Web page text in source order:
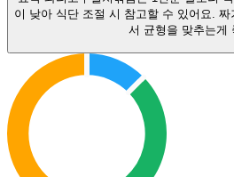
이 낮아 식단 조절 시 참고할 수 있어요. 짜
서 균형을 맞추는게